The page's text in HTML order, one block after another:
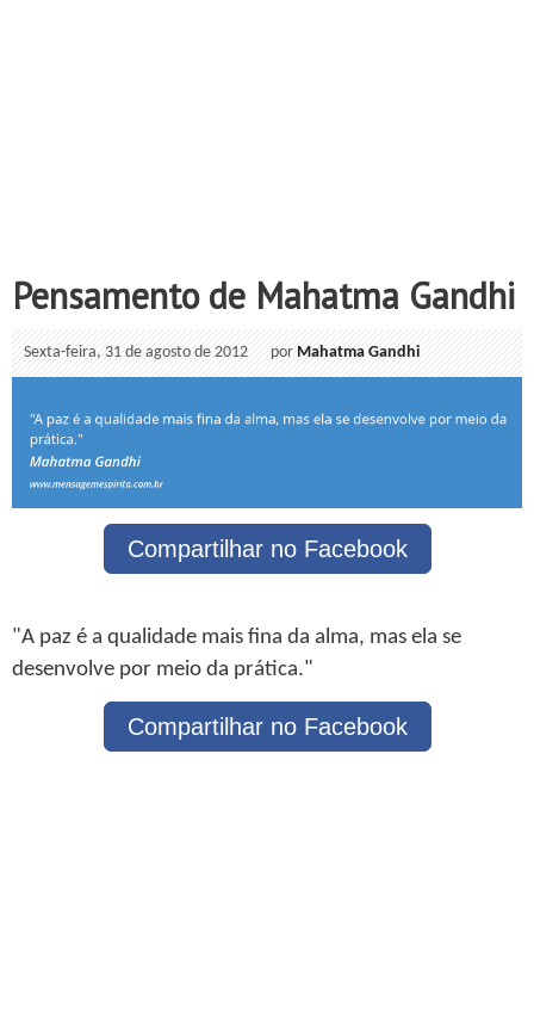
Pensamento de Mahatma Gandhi
Sexta-feira, 31 de agosto de 2012 porMahatma Gandhi
Compartilhar no Facebook
"A paz é a qualidade mais fina da alma, mas ela se
desenvolve por meio da prática."
Compartilhar no Facebook